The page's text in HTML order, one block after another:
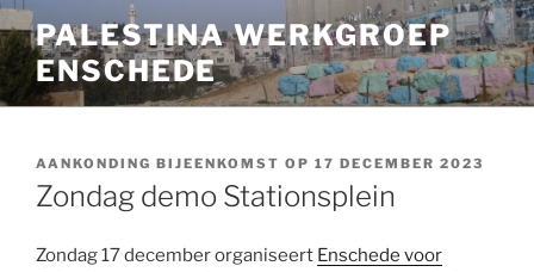
Ga
naar
de
inhoud
PALESTINA WERKGROEP
ENSCHEDE
AANKONDING BIJEENKOMST OP 17 DECEMBER 2023
Zondag demo Stationsplein
Zondag 17 december organiseert Enschede voor